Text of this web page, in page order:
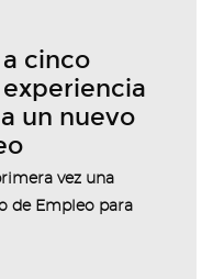
cinco
un nuevo
vez una
de Empleo para